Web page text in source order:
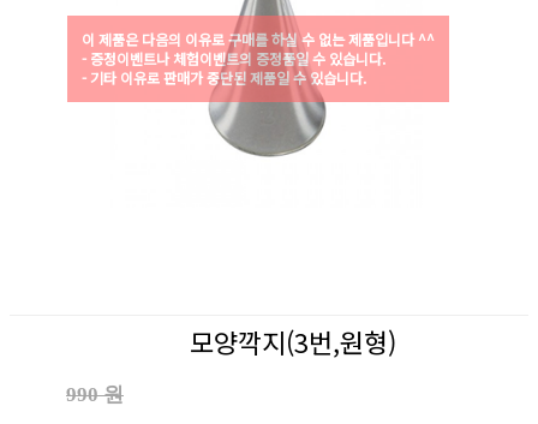
이 제품은 다음의 이유로 구매를 하실 수 없는 제품입니다 ^^
- 증정이벤트나 체험이벤트의 증정품일 수 있습니다.
- 기타 이유로 판매가 중단된 제품일 수 있습니다.
모양깍지(3번,원형)
990 원